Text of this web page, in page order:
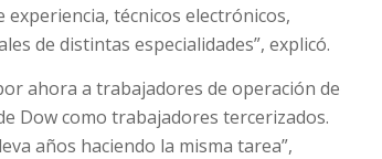
técnicos electrónicos,
de distintas especialidades”, explicó.
ahora a trabajadores de operación de
Dow como trabajadores tercerizados.
años haciendo la misma tarea”,